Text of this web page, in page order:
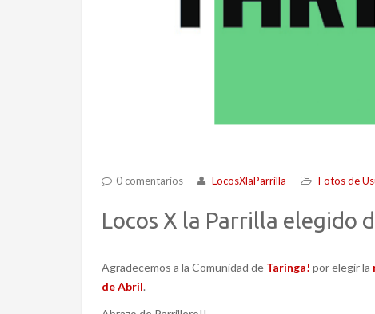
0 comentarios LocosXlaParrilla Fotos de
Locos X la Parrilla elegido
Agradecemos a la Comunidad de Taringa! por elegir la
de Abril.